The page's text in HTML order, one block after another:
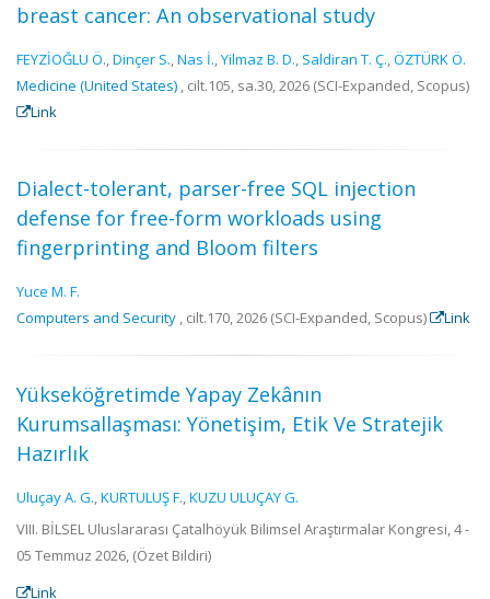
breast cancer: An observational study
FEYZİOĞLU Ö.,Dinçer S.,Nas İ.,Yilmaz B. D., Saldiran T. Ç.,ÖZTÜRK Ö.
Medicine (United States) , cilt.105, sa.30, 2026 (SCI-Expanded, Scopus)
Link
Dialect-tolerant, parser-free SQL injection
defense for free-form workloads using
fingerprinting and Bloom filters
Yuce M. F.
Computers and Security , cilt.170, 2026 (SCI-Expanded, Scopus) Link
Yükseköğretimde Yapay Zekânın
Kurumsallaşması: Yönetişim, Etik Ve Stratejik
Hazırlık
Uluçay A. G.,KURTULUŞ F.,KUZU ULUÇAY G.
VIII. BİLSEL Uluslararası Çatalhöyük Bilimsel Araştırmalar Kongresi, 4 -
05 Temmuz 2026, (Özet Bildiri)
Link